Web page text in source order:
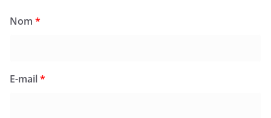
Nom *
E-mail*